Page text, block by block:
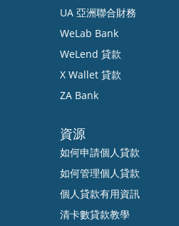
UA 亞洲聯合財務
WeLab Bank
WeLend 貸款
X Wallet 貸款
ZA Bank
資源
如何申請個人貸款
如何管理個人貸款
個人貸款有用資訊
清卡數貸款教學